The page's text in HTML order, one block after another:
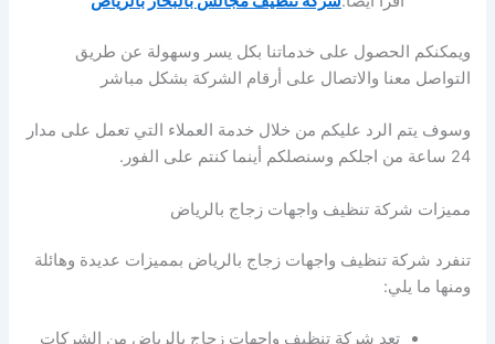
ويمكنكم الحصول على خدماتنا بكل يسر وسهولة عن طريق
التواصل معنا والاتصال على أرقام الشركة بشكل مباشر
وسوف يتم الرد عليكم من خلال خدمة العملاء التي تعمل على مدار
24 ساعة من اجلكم وسنصلكم أينما كنتم على الفور.
مميزات شركة تنظيف واجهات زجاج بالرياض
تنفرد شركة تنظيف واجهات زجاج بالرياض بمميزات عديدة وهائلة
ومنها ما يلي:
تعد شركة تنظيف واجهات زجاج بالرياض من الشركات